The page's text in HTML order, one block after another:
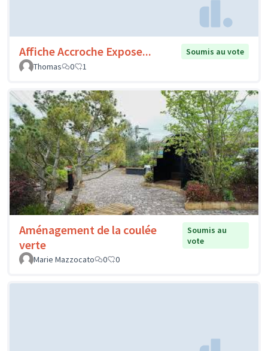
Affiche Accroche Expose...
Soumis au vote
Thomas
0 1
Aménagement de la coulée
verte
Soumis au
vote
Marie Mazzocato
0 0